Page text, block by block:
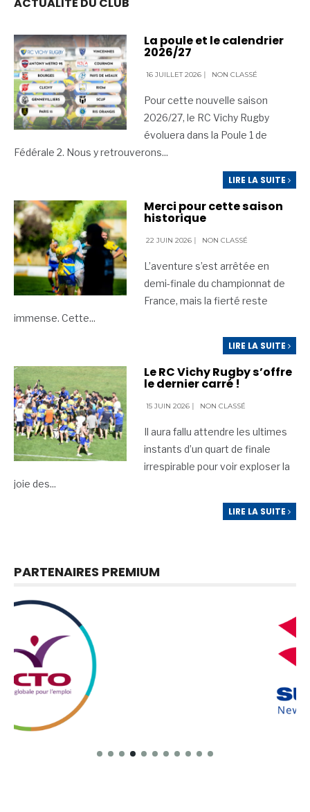
ACTUALITÉ DU CLUB
La poule et le calendrier
2026/27
16 JUILLET 2026 NON CLASSÉ
Pour cette nouvelle saison
2026/27, le RC Vichy Rugby
évoluera dans la Poule 1 de
Fédérale 2. Nous y retrouverons...
LIRE LA SUITE
Merci pour cette saison
historique
22 JUIN 2026 NON CLASSÉ
L’aventure s’est arrêtée en
demi-finale du championnat de
France, mais la fierté reste
immense. Cette...
LIRE LA SUITE
Le RC Vichy Rugby s’offre
le dernier carré !
15 JUIN 2026 NON CLASSÉ
Il aura fallu attendre les ultimes
instants d’un quart de finale
irrespirable pour voir exploser la
joie des...
LIRE LA SUITE
PARTENAIRES PREMIUM